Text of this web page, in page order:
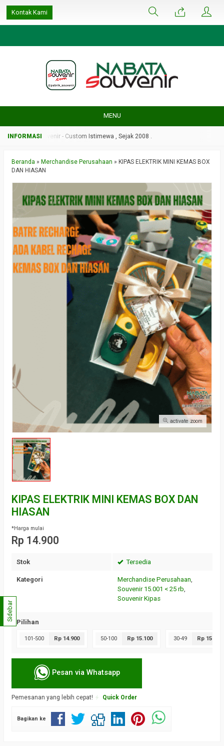
google-site-
verification=ulGFAYaRwT3xFs4fCyDEYtZPCSlyYvbOPvhRRObUW-A
Kontak Kami
MENU
Nabata Souvenir - Custom Istimewa , Sejak 2008 .
Beranda » Merchandise Perusahaan » KIPAS ELEKTRIK MINI KEMAS BOX
DAN HIASAN
activate zoom
KIPAS ELEKTRIK MINI KEMAS BOX DAN
HIASAN
*Harga mulai
Rp 14.900
Stok Tersedia
Kategori Merchandise Perusahaan
Souvenir 15.001 < 25 rb
Souvenir Kipas
Pilihan
101-500 Rp 14.900 50-100 Rp 15.100 30-49 Rp 15.500
Pesan via Whatsapp
Pemesanan yang lebih cepat! Quick Order
Bagikan ke
Sidebar